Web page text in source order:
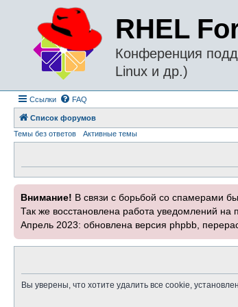
RHEL
Конференция
Linux и др.)
Ссылки FAQ
Список форумов
Темы без ответов
Активные темы
Внимание! В связи с борьбой со спамерами
Так же восстановлена работа уведомлений на
Апрель 2023: обновлена версия phpbb,
Вы уверены, что хотите удалить все cookie,